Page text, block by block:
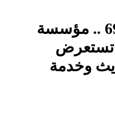
في ذكراها الـ69 .. مؤسسة
تستعرض
وخدمة